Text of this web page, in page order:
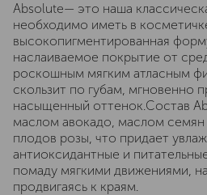
Absolute— это наша
необходимо иметь в
высокопигментированная
наслаиваемое покрытие от
роскошным мягким атласным
скользит по губам, мгновенно
насыщенный оттенок.Состав
маслом авокадо, маслом
плодов розы, что придает
антиоксидантные и
помаду мягкими движениями,
продвигаясь к краям.